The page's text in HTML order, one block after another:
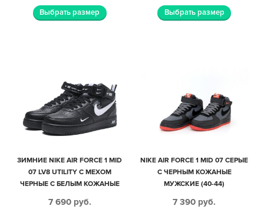
Выбрать размер Выбрать размер
ЗИМНИЕ NIKE AIR FORCE 1 MID
07 LV8 UTILITY С МЕХОМ
ЧЕРНЫЕ С БЕЛЫМ КОЖАНЫЕ
7 690 руб.
NIKE AIR FORCE 1 MID 07 СЕРЫЕ
С ЧЕРНЫМ КОЖАНЫЕ
МУЖСКИЕ (40-44)
7 390 руб.